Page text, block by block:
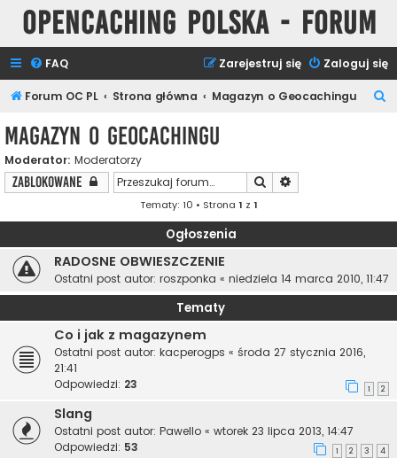
Opencaching Polska - Forum
FAQ Zaloguj się
Zarejestruj się
Forum OC PL Strona główna Magazyn o Geocachingu
Magazyn o Geocachingu
Moderator: Moderatorzy
Zablokowane Szukaj
Tematy: 10 • Strona 1 z 1
Ogłoszenia
RADOSNE OBWIESZCZENIE
Ostatni post autor: roszponka « niedziela 14 marca 2010, 11:47
Tematy
Co i jak z magazynem
Ostatni post autor: kacperogps « środa 27 stycznia 2016,
21:41
Odpowiedzi: 23 1 2
Slang
Ostatni post autor: Pawello « wtorek 23 lipca 2013, 14:47
Odpowiedzi: 53 1 2 3 4